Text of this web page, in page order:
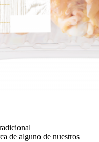
de alguno de nuestros